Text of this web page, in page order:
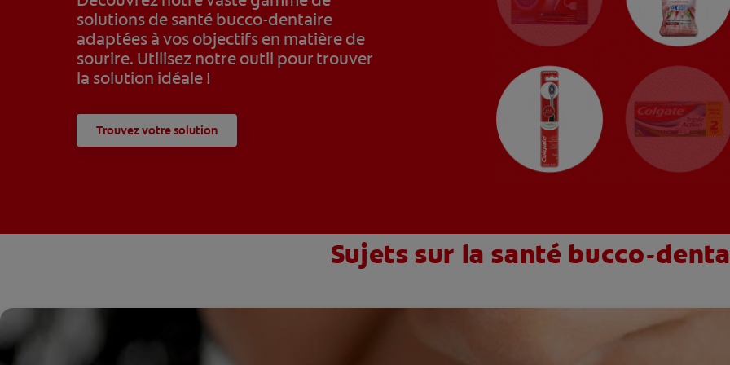
solutions de santé bucco-dentaire
adaptées à vos objectifs en matière de
sourire. Utilisez notre outil pour trouver
la solution idéale !
Trouvez votre solution
Sujets sur la santé bucco-